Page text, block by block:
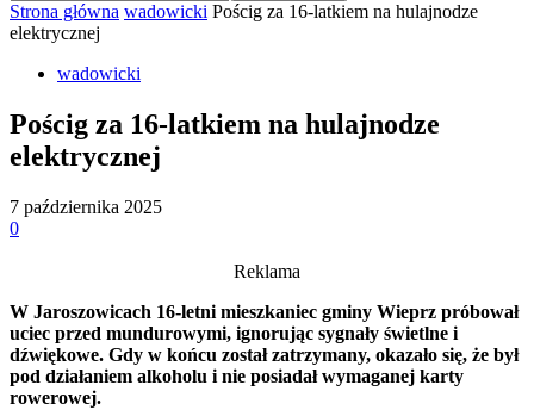
Strona główna wadowicki Pościg za 16-latkiem na hulajnodze
elektrycznej
wadowicki
Pościg za 16-latkiem na hulajnodze
elektrycznej
7 października 2025
0
Reklama
W Jaroszowicach 16-letni mieszkaniec gminy Wieprz próbował
uciec przed mundurowymi, ignorując sygnały świetlne i
dźwiękowe. Gdy w końcu został zatrzymany, okazało się, że był
pod działaniem alkoholu i nie posiadał wymaganej karty
rowerowej.